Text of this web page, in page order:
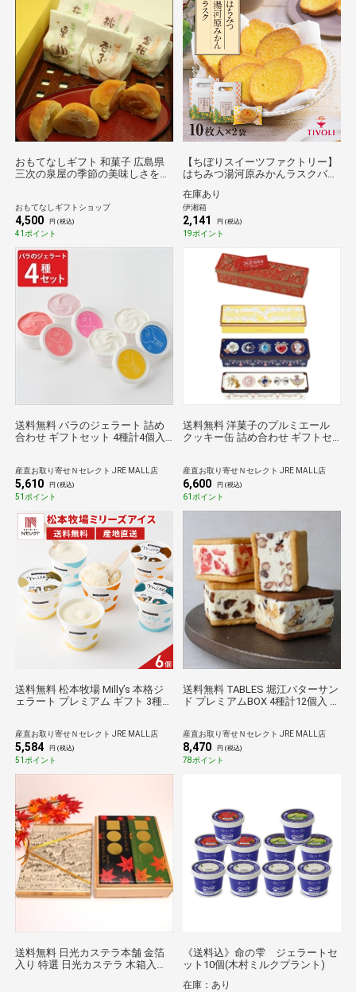
おもてなしギフト 和菓子 広島県
三次の泉屋の季節の美味しさを詰
おもてなしギフトショップ
4,500 円 (税込)
41ポイント
【ちぼりスイーツファクトリー】
はちみつ湯河原みかんラスクバッ
在庫あり
伊湘箱
2,141 円 (税込)
19ポイント
送料無料 バラのジェラート 詰め
合わせ ギフトセット 4種計4個入
産直お取り寄せＮセレクト JRE MALL店
5,610 円 (税込)
51ポイント
送料無料 洋菓子のプルミエール
クッキー缶 詰め合わせ ギフトセ
産直お取り寄せＮセレクト JRE MALL店
6,600 円 (税込)
61ポイント
送料無料 松本牧場 Milly’s 本格ジ
ェラート プレミアム ギフト 3種計
産直お取り寄せＮセレクト JRE MALL店
5,584 円 (税込)
51ポイント
送料無料 TABLES 堀江バターサン
ド プレミアムBOX 4種計12個入 バ
産直お取り寄せＮセレクト JRE MALL店
8,470 円 (税込)
78ポイント
送料無料 日光カステラ本舗 金箔
入り 特選 日光カステラ 木箱入ギ
《送料込》命の雫 ジェラートセ
ット10個(木村ミルクプラント)
在庫：あり